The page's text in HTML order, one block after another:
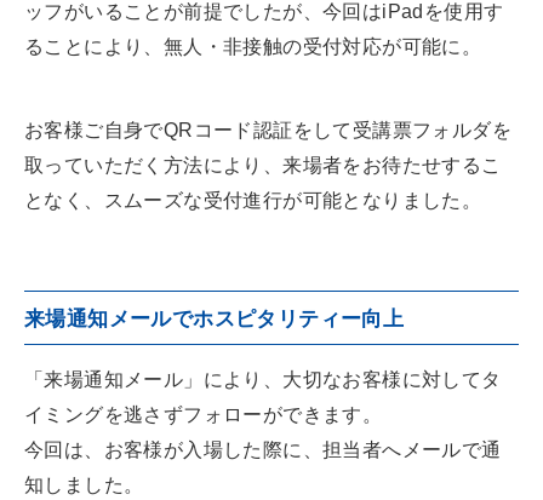
ッフがいることが前提でしたが、今回はiPadを使用す
ることにより、無人・非接触の受付対応が可能に。
お客様ご自身でQRコード認証をして受講票フォルダを
取っていただく方法により、来場者をお待たせするこ
となく、スムーズな受付進行が可能となりました。
来場通知メールでホスピタリティー向上
「来場通知メール」により、大切なお客様に対してタ
イミングを逃さずフォローができます。
今回は、お客様が入場した際に、担当者へメールで通
知しました。